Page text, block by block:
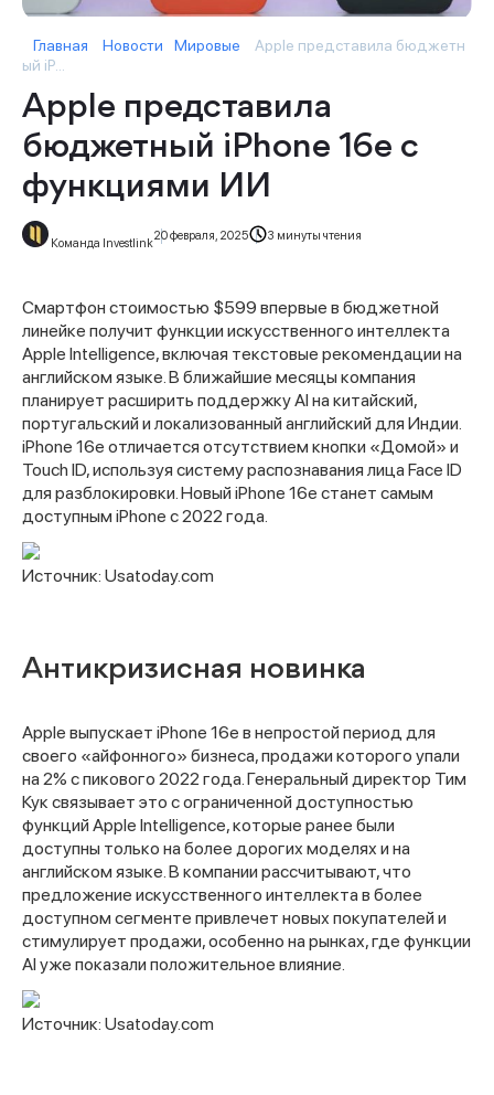
Главная Новости Мировые
Apple представила бюджетн
ый iP...
Apple представила
бюджетный iPhone 16e с
функциями ИИ
Команда Investlink
20 февраля, 2025 3 минуты чтения
Смартфон стоимостью $599 впервые в бюджетной
линейке получит функции искусственного интеллекта
Apple Intelligence, включая текстовые рекомендации на
английском языке. В ближайшие месяцы компания
планирует расширить поддержку AI на китайский,
португальский и локализованный английский для Индии.
iPhone 16e отличается отсутствием кнопки «Домой» и
Touch ID, используя систему распознавания лица Face ID
для разблокировки. Новый iPhone 16e станет самым
доступным iPhone с 2022 года.
Источник: Usatoday.com
Антикризисная новинка
Apple выпускает iPhone 16e в непростой период для
своего «айфонного» бизнеса, продажи которого упали
на 2% с пикового 2022 года. Генеральный директор Тим
Кук связывает это с ограниченной доступностью
функций Apple Intelligence, которые ранее были
доступны только на более дорогих моделях и на
английском языке. В компании рассчитывают, что
предложение искусственного интеллекта в более
доступном сегменте привлечет новых покупателей и
стимулирует продажи, особенно на рынках, где функции
AI уже показали положительное влияние.
Источник: Usatoday.com